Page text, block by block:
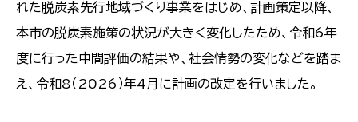
れた脱炭素先行地域づくり事業をはじめ、計画策定以降、
本市の脱炭素施策の状況が大きく変化したため、令和6年
度に行った中間評価の結果や、社会情勢の変化などを踏ま
え、令和8（2026）年4月に計画の改定を行いました。